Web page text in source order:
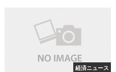
経済ニュース